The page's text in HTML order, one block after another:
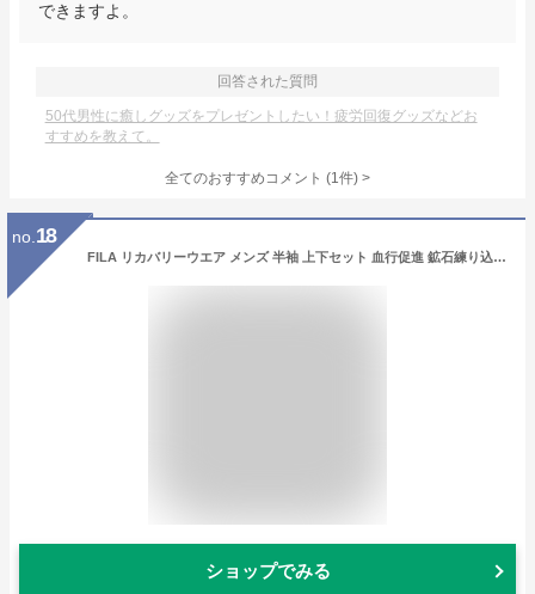
できますよ。
回答された質問
50代男性に癒しグッズをプレゼントしたい！疲労回復グッズなどお
すすめを教えて。
全てのおすすめコメント (1件) >
no. 18
FILA リカバリーウエア メンズ 半袖 上下セット 血行促進 鉱石練り込みテープ ポリエステル100％ ルームウエア セットアップ パジャマ 半袖Tシャツ ハーフパンツ リカバリー ウエア 部屋着 リラックスウェア 疲労ケア 両サイドポケット付き フィラ 夏
ショップでみる